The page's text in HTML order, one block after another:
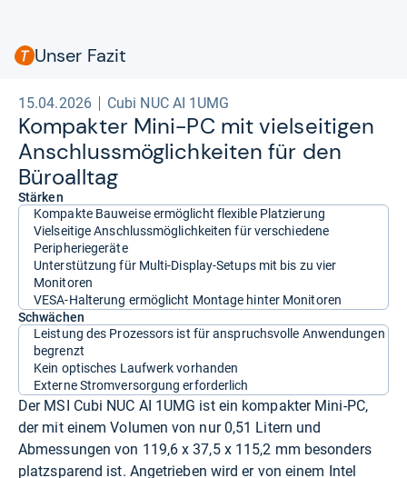
Unser Fazit
15.04.2026 Cubi NUC AI 1UMG
Kom­pak­ter Mini-​PC mit viel­sei­ti­gen
Anschluss­mög­lich­kei­ten für den
Büroall­tag
Stärken
Kompakte Bauweise ermöglicht flexible Platzierung
Vielseitige Anschlussmöglichkeiten für verschiedene
Peripheriegeräte
Unterstützung für Multi-Display-Setups mit bis zu vier
Monitoren
VESA-Halterung ermöglicht Montage hinter Monitoren
Schwächen
Leistung des Prozessors ist für anspruchsvolle Anwendungen
begrenzt
Kein optisches Laufwerk vorhanden
Externe Stromversorgung erforderlich
Der MSI Cubi NUC AI 1UMG ist ein kompakter Mini-PC,
der mit einem Volumen von nur 0,51 Litern und
Abmessungen von 119,6 x 37,5 x 115,2 mm besonders
platzsparend ist. Angetrieben wird er von einem Intel